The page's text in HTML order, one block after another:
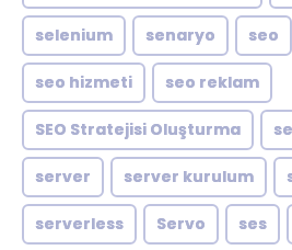
selenium senaryo seo
seo hizmeti seo reklam
SEO Stratejisi Oluşturma
server server kurulum
serverless Servo ses